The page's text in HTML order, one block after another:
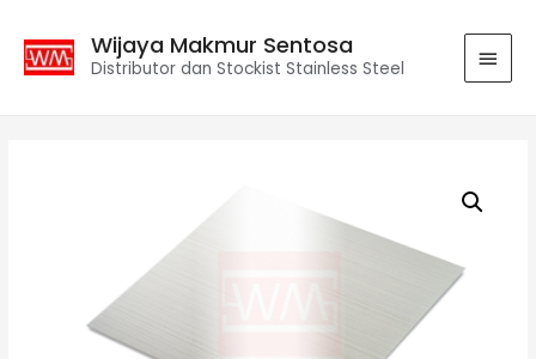
Wijaya Makmur Sentosa
Distributor dan Stockist Stainless Steel